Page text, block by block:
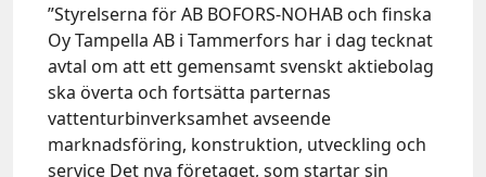
”Styrelserna för AB BOFORS-NOHAB och finska
Oy Tampella AB i Tammerfors har i dag tecknat
avtal om att ett gemensamt svenskt aktiebolag
ska överta och fortsätta parternas
vattenturbinverksamhet avseende
marknadsföring, konstruktion, utveckling och
service Det nya företaget, som startar sin